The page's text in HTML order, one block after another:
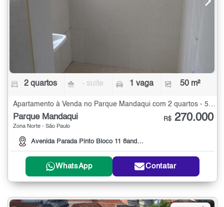
2 quartos - suíte 1 vaga 50 m²
Apartamento à Venda no Parque Mandaqui com 2 quartos - 50 m²
Parque Mandaqui
Zona Norte - São Paulo
Avenida Parada Pinto Bloco 11 8andar, 3420
R$ 270.000
WhatsApp Contatar